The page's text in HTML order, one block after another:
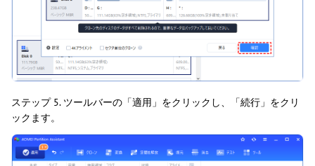
ステップ 5. ツールバーの「適用」をクリックし、「続行」をクリ
ックます。